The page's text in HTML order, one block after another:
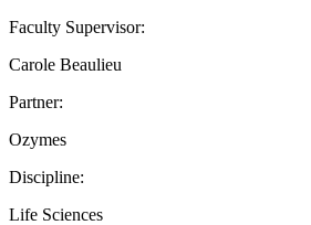
Faculty Supervisor:
Carole Beaulieu
Partner:
Ozymes
Discipline:
Life Sciences